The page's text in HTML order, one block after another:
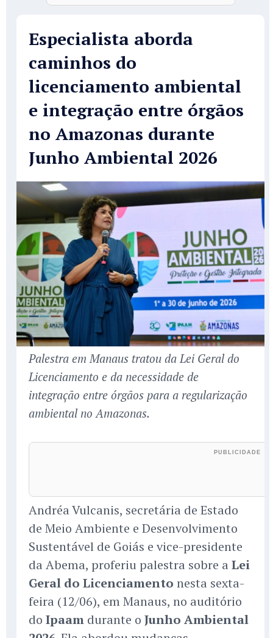
Especialista aborda
caminhos do
licenciamento ambiental
e integração entre órgãos
no Amazonas durante
Junho Ambiental 2026
Palestra em Manaus tratou da Lei Geral do
Licenciamento e da necessidade de
integração entre órgãos para a regularização
ambiental no Amazonas.
Andréa Vulcanis, secretária de Estado
de Meio Ambiente e Desenvolvimento
Sustentável de Goiás e vice-presidente
da Abema, proferiu palestra sobre a Lei
Geral do Licenciamento nesta sexta-
feira (12/06), em Manaus, no auditório
do Ipaam durante o Junho Ambiental